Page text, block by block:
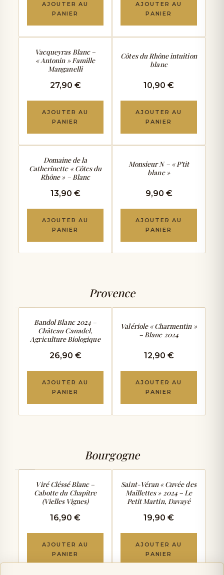
AJOUTER AU
PANIER
AJOUTER AU
PANIER
FRAIS & ROND
Vacqueyras Blanc –
« Antonin » Famille
Manganelli
27,90 €
AJOUTER AU
PANIER
Côtes du Rhône intuition
blanc
10,90 €
AJOUTER AU
PANIER
LÉGER & PUR
Domaine de la
Catherinette « Côtes du
Rhône » – Blanc
13,90 €
AJOUTER AU
PANIER
Monsieur N – « P’tit
blanc »
9,90 €
AJOUTER AU
PANIER
Provence
VIF & SALIN
Bandol Blanc 2024 –
Château Canadel,
Agriculture Biologique
26,90 €
AJOUTER AU
PANIER
Valériole « Charmentin »
– Blanc 2024
12,90 €
AJOUTER AU
PANIER
Bourgogne
TENDU & GOURMAND
Viré Cléssé Blanc –
Cabotte du Chapître
(Vielles Vignes)
16,90 €
AJOUTER AU
PANIER
FLORAL & MINÉRAL
Saint-Véran « Cuvée des
Maillettes » 2024 – Le
Petit Martin, Davayé
19,90 €
AJOUTER AU
PANIER